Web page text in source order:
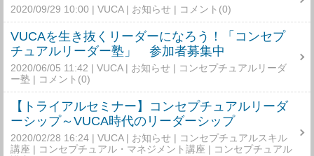
2020/09/29 10:00 VUCA お知らせ コメント(0)
VUCAを生き抜くリーダーになろう！「コンセプ
チュアルリーダー塾」 参加者募集中
2020/06/05 11:42 VUCA お知らせ
コンセプチュアルリーダ
ー塾
コメント(0)
【トライアルセミナー】コンセプチュアルリーダ
ーシップ～VUCA時代のリーダーシップ
2020/02/28 16:24 VUCA お知らせ
コンセプチュアルスキル
講座
コンセプチュアル・マネジメント講座
コンセプチュアル